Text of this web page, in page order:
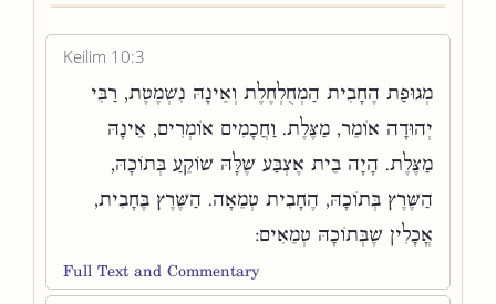
Keilim 10:3
מְגוּפַת הֶחָבִית הַמְחֻלְחֶלֶת וְאֵינָהּ נִשְׁמֶטֶת, רַבִּי
יְהוּדָה אוֹמֵר, מַצֶּלֶת. וַחֲכָמִים אוֹמְרִים, אֵינָהּ
מַצֶּלֶת. הָיָה בֵית אֶצְבַּע שֶׁלָּהּ שׁוֹקֵעַ בְּתוֹכָהּ,
הַשֶּׁרֶץ בְּתוֹכָהּ, הֶחָבִית טְמֵאָה. הַשֶּׁרֶץ בֶּחָבִית,
אֳכָלִין שֶׁבְּתוֹכָהּ טְמֵאִים:
Full Text and Commentary